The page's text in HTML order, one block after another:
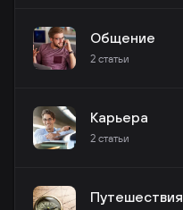
Общение
2 статьи
Карьера
2 статьи
Путешествия